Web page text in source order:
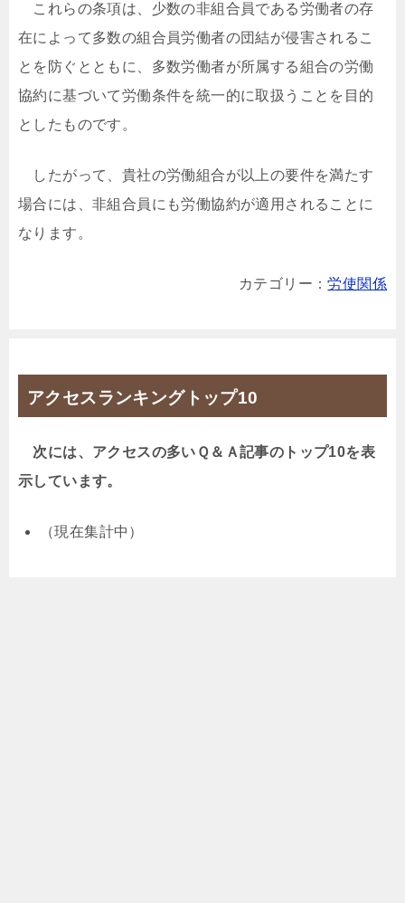
これらの条項は、少数の非組合員である労働者の存
在によって多数の組合員労働者の団結が侵害されるこ
とを防ぐとともに、多数労働者が所属する組合の労働
協約に基づいて労働条件を統一的に取扱うことを目的
としたものです。
したがって、貴社の労働組合が以上の要件を満たす
場合には、非組合員にも労働協約が適用されることに
なります。
カテゴリー：労使関係
アクセスランキングトップ10
次には、アクセスの多いＱ＆Ａ記事のトップ10を表
示しています。
（現在集計中）